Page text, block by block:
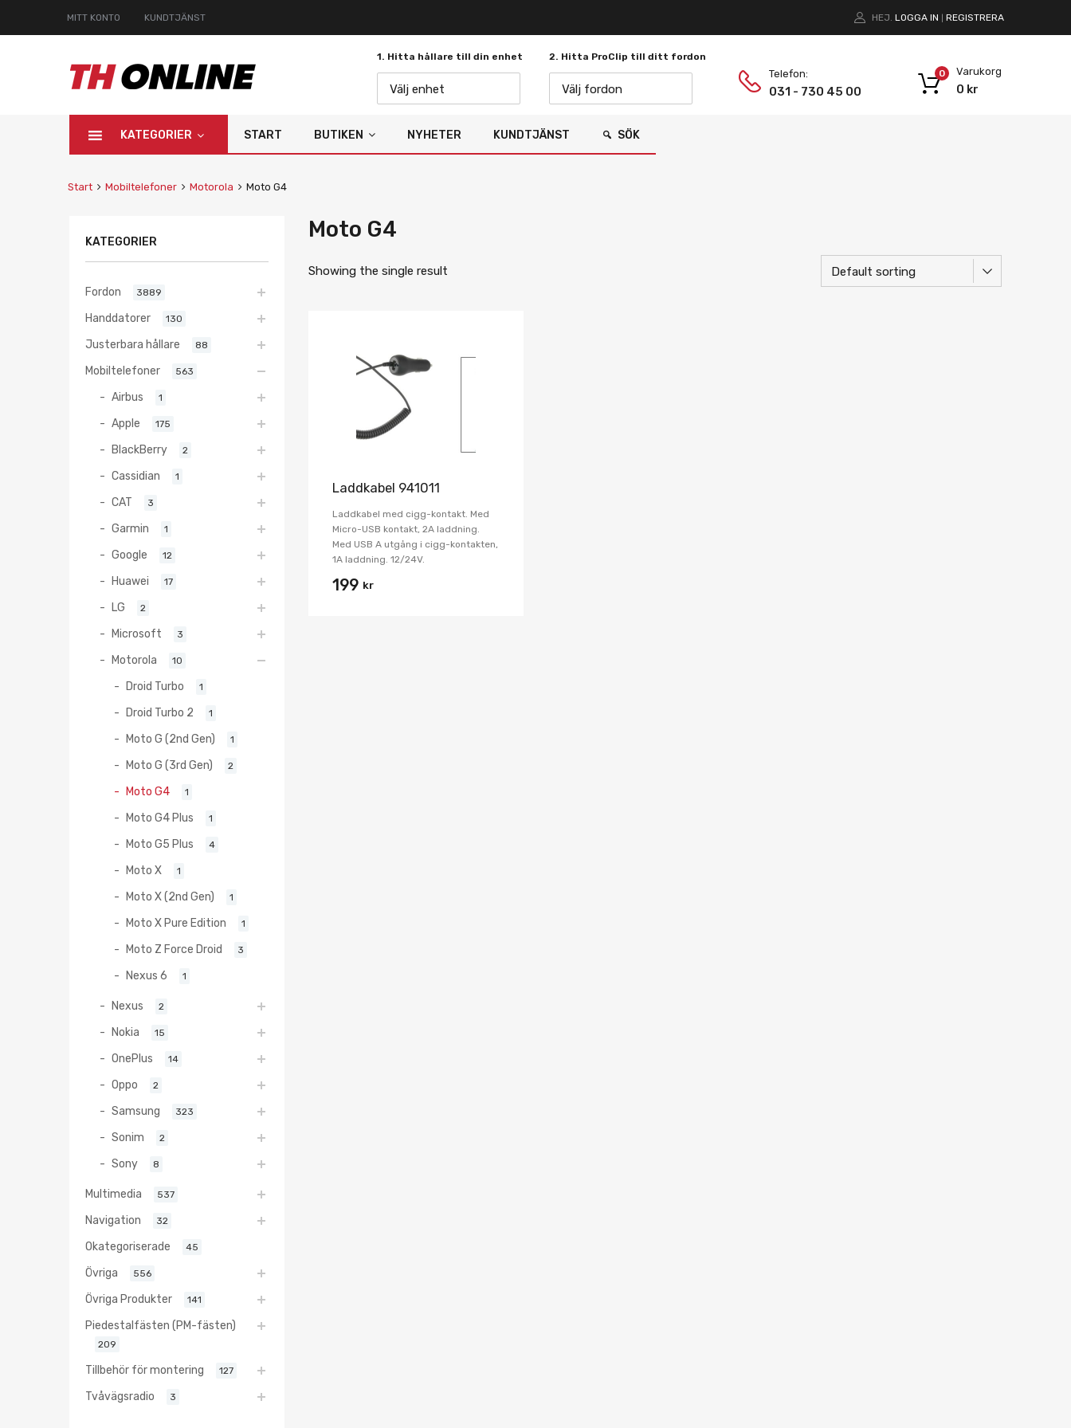
MITT KONTO KUNDTJÄNST HEJ. LOGGA IN REGISTRERA
1. Hitta hållare till din enhet
Välj enhet
2. Hitta ProClip till ditt fordon
Välj fordon
Telefon:
031 - 730 45 00
Varukorg
0 kr
0
KATEGORIER START BUTIKEN NYHETER KUNDTJÄNST SÖK
Start Mobiltelefoner Motorola Moto G4
Moto G4
Showing the single result
Laddkabel 941011
Laddkabel med cigg-kontakt. Med
Micro-USB kontakt, 2A laddning.
Med USB A utgång i cigg-kontakten,
1A laddning. 12/24V.
199 kr
KATEGORIER
Fordon 3889
Handdatorer 130
Justerbara hållare 88
Mobiltelefoner 563
Airbus 1
Apple 175
BlackBerry 2
Cassidian 1
CAT 3
Garmin 1
Google 12
Huawei 17
LG 2
Microsoft 3
Motorola 10
Droid Turbo 1
Droid Turbo 2 1
Moto G (2nd Gen) 1
Moto G (3rd Gen) 2
Moto G4 1
Moto G4 Plus 1
Moto G5 Plus 4
Moto X 1
Moto X (2nd Gen) 1
Moto X Pure Edition 1
Moto Z Force Droid 3
Nexus 6 1
Nexus 2
Nokia 15
OnePlus 14
Oppo 2
Samsung 323
Sonim 2
Sony 8
Multimedia 537
Navigation 32
Okategoriserade 45
Övriga 556
Övriga Produkter 141
Piedestalfästen (PM-fästen)
209
Tillbehör för montering 127
Tvåvägsradio 3